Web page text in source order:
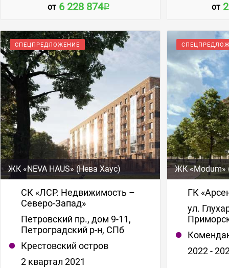
от 6 228 874 от
СПЕЦПРЕДЛОЖЕНИЕ
ЖК «NEVA HAUS» (Нева Хаус)
СК «ЛСР. Недвижимость –
Северо-Запад»
Петровский пр., дом 9-11,
Петроградский р-н, СПб
Крестовский остров
2 квартал 2021
ЖК
ГК
ул.
2022 -